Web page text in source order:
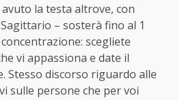
la testa altrove, con
– sosterà fino al 1
scegliete
vi appassiona e date il
Stesso discorso riguardo alle
sulle persone che per voi